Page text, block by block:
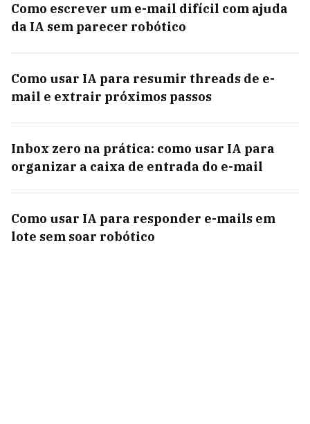
Como escrever um e-mail difícil com ajuda
da IA sem parecer robótico
Como usar IA para resumir threads de e-
mail e extrair próximos passos
Inbox zero na prática: como usar IA para
organizar a caixa de entrada do e-mail
Como usar IA para responder e-mails em
lote sem soar robótico